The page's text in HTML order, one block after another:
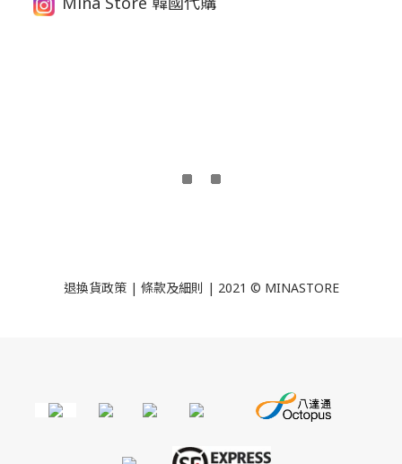
退換貨政策| 條款及細則 | 2021 © MINASTORE